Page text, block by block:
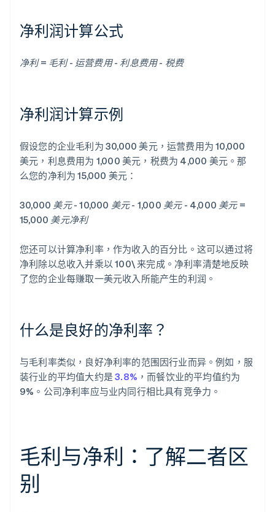
净利润计算公式
净利 = 毛利 - 运营费用 - 利息费用 - 税费
净利润计算示例
假设您的企业毛利为 30,000 美元，运营费用为 10,000
美元，利息费用为 1,000 美元，税费为 4,000 美元。那
么您的净利为 15,000 美元：
30,000 美元 - 10,000 美元 - 1,000 美元 - 4,000 美元 =
15,000 美元净利
您还可以计算净利率，作为收入的百分比。这可以通过将
净利除以总收入并乘以 100\ 来完成。净利率清楚地反映
了您的企业每赚取一美元收入所能产生的利润。
什么是良好的净利率？
与毛利率类似，良好净利率的范围因行业而异。例如，服
装行业的平均值大约是3.8% ，而餐饮业的平均值约为
9%。公司净利率应与业内同行相比具有竞争力。
毛利与净利：了解二者区
别